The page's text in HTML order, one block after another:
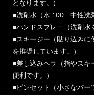
となります。）
■洗剤水（水 100：中性洗
■ハンドスプレー（洗剤水
■スキージー（貼り込みに
を推奨しています。）
■差し込みヘラ（指やスキ
便利です。）
■ピンセット（小さなパー